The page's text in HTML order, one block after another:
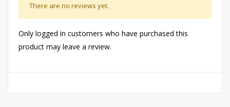
There are no reviews yet.
Only logged in customers who have purchased this
product may leave a review.